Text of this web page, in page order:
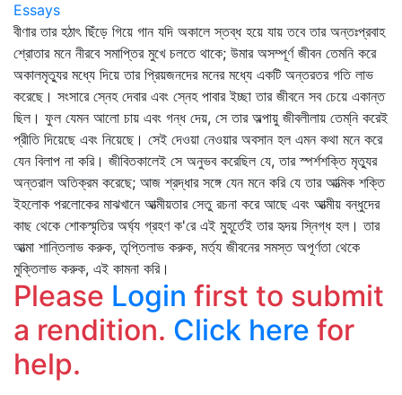
Essays
বীণার তার হঠাৎ ছিঁড়ে গিয়ে গান যদি অকালে স্তব্ধ হয়ে যায় তবে তার অন্তঃপ্রবাহ
শ্রোতার মনে নীরবে সমাপ্তির মুখে চলতে থাকে; উমার অসম্পূর্ণ জীবন তেমনি করে
অকালমৃত্যুর মধ্যে দিয়ে তার প্রিয়জনদের মনের মধ্যে একটি অন্তরতর গতি লাভ
করেছে। সংসারে স্নেহ দেবার এবং স্নেহ পাবার ইচ্ছা তার জীবনে সব চেয়ে একান্ত
ছিল। ফুল যেমন আলো চায় এবং গন্ধ দেয়, সে তার অল্পায়ু জীবলীলায় তেম্‌নি করেই
প্রীতি দিয়েছে এবং নিয়েছে। সেই দেওয়া নেওয়ার অবসান হল এমন কথা মনে করে
যেন বিলাপ না করি। জীবিতকালেই সে অনুভব করেছিল যে, তার স্পর্শশক্তি মৃত্যুর
অন্তরাল অতিক্রম করেছে; আজ শ্রদ্ধার সঙ্গে যেন মনে করি যে তার আত্মিক শক্তি
ইহলোক পরলোকের মাঝখানে আত্মীয়তার সেতু রচনা করে আছে এবং আত্মীয় বন্ধুদের
কাছ থেকে শোকস্মৃতির অর্ঘ্য গ্রহণ ক'রে এই মুহূর্তেই তার হৃদয় স্নিগ্ধ হল। তার
আত্মা শান্তিলাভ করুক, তৃপ্তিলাভ করুক, মর্ত্য জীবনের সমস্ত অপূর্ণতা থেকে
মুক্তিলাভ করুক, এই কামনা করি।
Please Login first to submit
a rendition. Click here for
help.